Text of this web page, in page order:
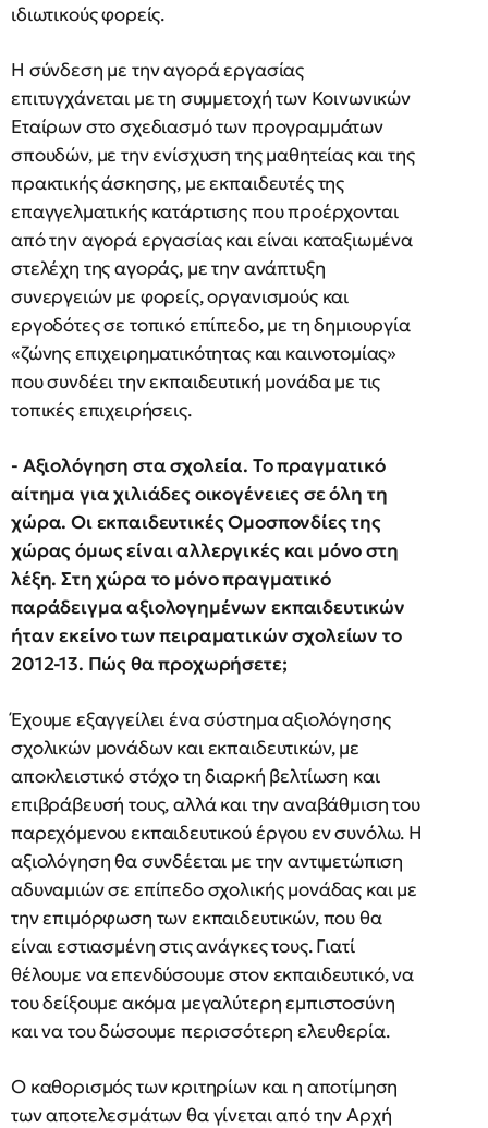
ιδιωτικούς φορείς.
Η σύνδεση με την αγορά εργασίας
επιτυγχάνεται με τη συμμετοχή των Κοινωνικών
Εταίρων στο σχεδιασμό των προγραμμάτων
σπουδών, με την ενίσχυση της μαθητείας και της
πρακτικής άσκησης, με εκπαιδευτές της
επαγγελματικής κατάρτισης που προέρχονται
από την αγορά εργασίας και είναι καταξιωμένα
στελέχη της αγοράς, με την ανάπτυξη
συνεργειών με φορείς, οργανισμούς και
εργοδότες σε τοπικό επίπεδο, με τη δημιουργία
«ζώνης επιχειρηματικότητας και καινοτομίας»
που συνδέει την εκπαιδευτική μονάδα με τις
τοπικές επιχειρήσεις.
- Αξιολόγηση στα σχολεία. Το πραγματικό
αίτημα για χιλιάδες οικογένειες σε όλη τη
χώρα. Οι εκπαιδευτικές Ομοσπονδίες της
χώρας όμως είναι αλλεργικές και μόνο στη
λέξη. Στη χώρα το μόνο πραγματικό
παράδειγμα αξιολογημένων εκπαιδευτικών
ήταν εκείνο των πειραματικών σχολείων το
2012-13. Πώς θα προχωρήσετε;
Έχουμε εξαγγείλει ένα σύστημα αξιολόγησης
σχολικών μονάδων και εκπαιδευτικών, με
αποκλειστικό στόχο τη διαρκή βελτίωση και
επιβράβευσή τους, αλλά και την αναβάθμιση του
παρεχόμενου εκπαιδευτικού έργου εν συνόλω. Η
αξιολόγηση θα συνδέεται με την αντιμετώπιση
αδυναμιών σε επίπεδο σχολικής μονάδας και με
την επιμόρφωση των εκπαιδευτικών, που θα
είναι εστιασμένη στις ανάγκες τους. Γιατί
θέλουμε να επενδύσουμε στον εκπαιδευτικό, να
του δείξουμε ακόμα μεγαλύτερη εμπιστοσύνη
και να του δώσουμε περισσότερη ελευθερία.
Ο καθορισμός των κριτηρίων και η αποτίμηση
των αποτελεσμάτων θα γίνεται από την Αρχή